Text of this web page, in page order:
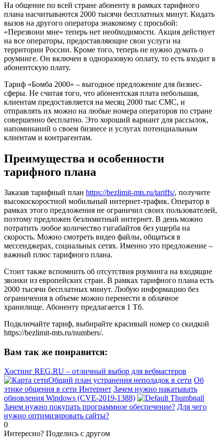
На общение по всей стране абоненту в рамках тарифного
плана насчитываются 2000 тысячи бесплатных минут. Кидать
вызов на другого оператора знакомому с просьбой:
«Перезвони мне» теперь нет необходимости. Акция действует
на все операторы, предоставляющие свои услуги на
территории России. Кроме того, теперь не нужно думать о
роуминге. Он включен в одноразовую оплату, то есть входит в
абонентскую плату.
Тариф «Бомба 2000» – выгодное предложение для бизнес-
сферы. Не считая того, что абонентская плата небольшая,
клиентам предоставляется на месяц 2000 тыс СМС, и
отправлять их можно на любые номера операторов по стране
совершенно бесплатно. Это хороший вариант для рассылок,
напоминаний о своем бизнесе и услугах потенциальным
клиентам и контрагентам.
Преимущества и особенности
тарифного плана
Заказав тарифный план https://bezlimit-mts.ru/tariffs/, получите
высокоскоростной мобильный интернет-трафик. Оператор в
рамках этого предложения не ограничил своих пользователей,
поэтому предложен безлимитный интернет. В день можно
потратить любое количество гигабайтов без ущерба на
скорость. Можно смотреть видео файлы, общаться в
мессенджерах, социальных сетях. Именно это предложение –
важный плюс тарифного плана.
Стоит также вспомнить об отсутствия роуминга на входящие
звонки из европейских стран. В рамках тарифного плана есть
2000 тысячи бесплатных минут. Любую информацию без
ограничения в объеме можно перенести в облачное
хранилище. Абоненту предлагается 1 Тб.
Подключайте тариф, выбирайте красивый номер со скидкой
https://bezlimit-mts.ru/numbers/.
Вам так же понравится:
Хостинг REG.RU – отличный выбор для вебмастеров
Общий план устранения неполадок в сети Об
этике общения в сети Интернет Зачем нужно накатывать
обновления Windows (CVE-2019-1388)
Зачем нужно покупать программное обеспечение? Для чего
нужно оптимизировать сайты?
0
Интересно? Поделись с другом